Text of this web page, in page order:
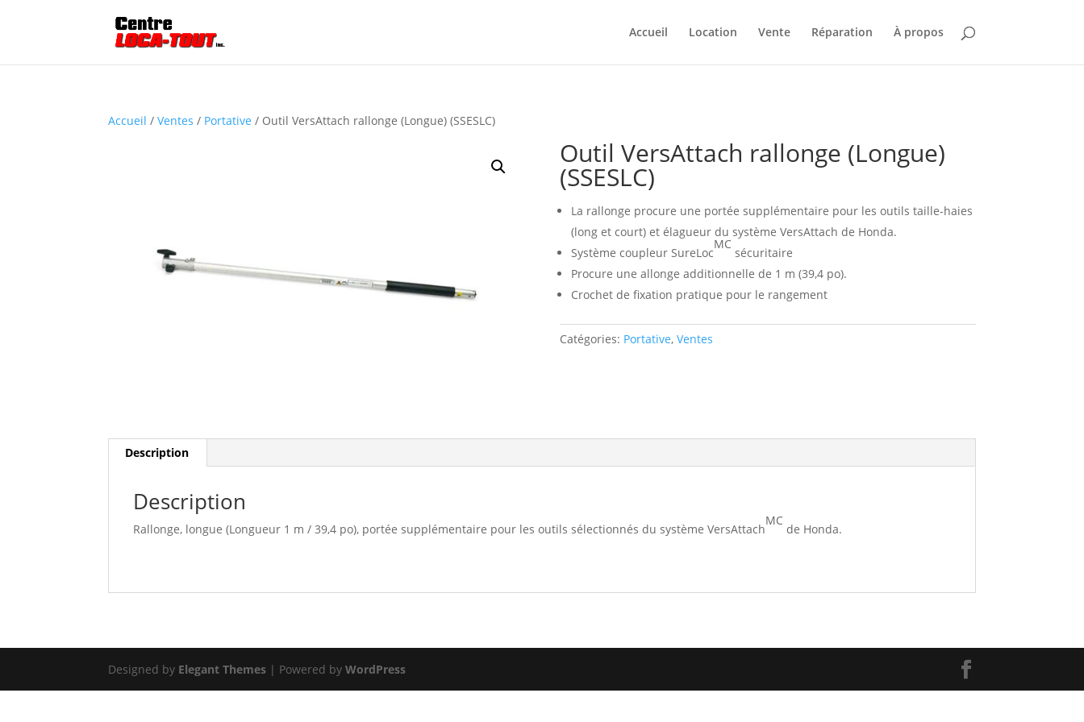
Accueil Location Vente Réparation À propos
Accueil /Ventes / Portative / Outil VersAttach rallonge (Longue) (SSESLC)
Outil VersAttach rallonge (Longue)
(SSESLC)
La rallonge procure une portée supplémentaire pour les outils taille-haies
(long et court) et élagueur du système VersAttach de Honda.
Système coupleur SureLoc
MC
sécuritaire
Procure une allonge additionnelle de 1 m (39,4 po).
Crochet de fixation pratique pour le rangement
Catégories: Portative, Ventes
Description
Description
Rallonge, longue (Longueur 1 m / 39,4 po), portée supplémentaire pour les outils sélectionnés du système VersAttach
MC
de Honda.
Designed by Elegant Themes | Powered byWordPress